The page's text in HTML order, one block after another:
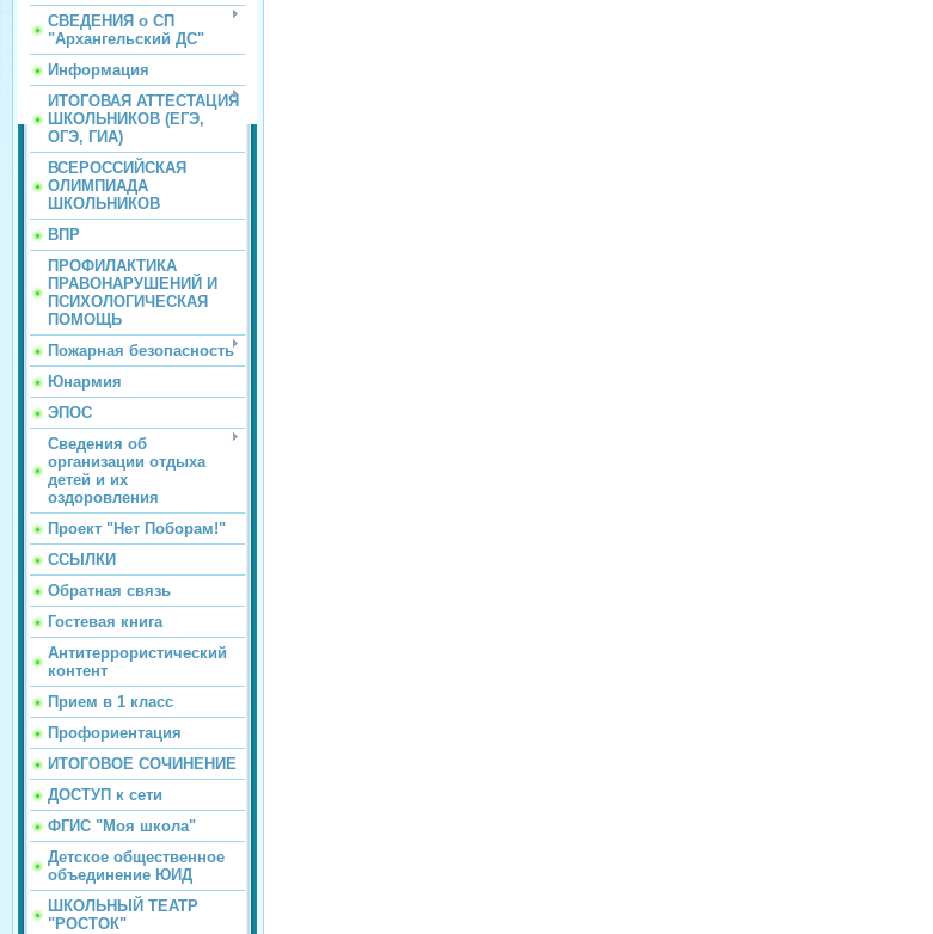
СВЕДЕНИЯ о СП
"Архангельский ДС"
Информация
ИТОГОВАЯ АТТЕСТАЦИЯ
ШКОЛЬНИКОВ (ЕГЭ,
ОГЭ, ГИА)
ВСЕРОССИЙСКАЯ
ОЛИМПИАДА
ШКОЛЬНИКОВ
ВПР
ПРОФИЛАКТИКА
ПРАВОНАРУШЕНИЙ И
ПСИХОЛОГИЧЕСКАЯ
ПОМОЩЬ
Пожарная безопасность
Юнармия
ЭПОС
Сведения об
организации отдыха
детей и их
оздоровления
Проект "Нет Поборам!"
ССЫЛКИ
Обратная связь
Гостевая книга
Антитеррористический
контент
Прием в 1 класс
Профориентация
ИТОГОВОЕ СОЧИНЕНИЕ
ДОСТУП к сети
ФГИС "Моя школа"
Детское общественное
объединение ЮИД
ШКОЛЬНЫЙ ТЕАТР
"РОСТОК"